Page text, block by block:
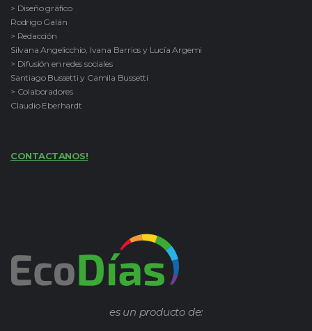
> Diseño gráfico
Rodrigo Galán
> Redacción
Silvana Angelicchio, Ivana Barrios y Lucía Argemi
> Difusión en redes sociales
Santiago Bussetti y Camila Bussetti
> Colaboradores
Claudio Eberhardt
CONTACTANOS!
es un producto de: